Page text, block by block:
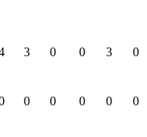
3 0 0 3
0
0 0 0 0
0